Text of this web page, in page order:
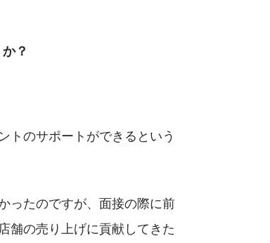
？
トのサポートができるという
ったのですが、面接の際に前
舗の売り上げに貢献してきた